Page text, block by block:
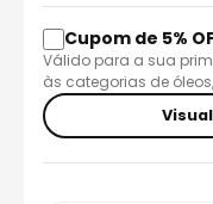
Cupom de 5%
Válido para a sua
às categorias de